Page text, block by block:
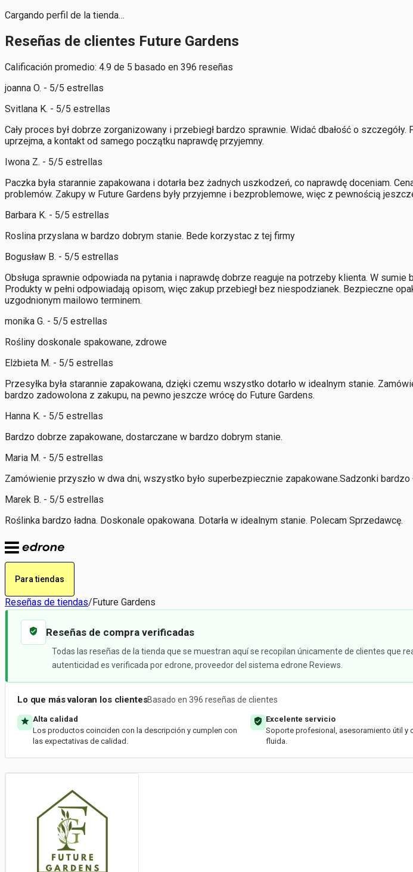
Cargando perfil de la tienda…
Reseñas de clientes Future Gardens
Calificación promedio: 4.9 de 5 basado en 396 reseñas
joanna O. - 5/5 estrellas
Svitlana K. - 5/5 estrellas
Cały proces był dobrze zorganizowany i przebiegł bardzo sprawnie. Widać dbałość o
uprzejma, a kontakt od samego początku naprawdę przyjemny.
Iwona Z. - 5/5 estrellas
Paczka była starannie zapakowana i dotarła bez żadnych uszkodzeń, co naprawdę doceniam.
problemów. Zakupy w Future Gardens były przyjemne i bezproblemowe, więc z pewnością
Barbara K. - 5/5 estrellas
Roslina przyslana w bardzo dobrym stanie. Bede korzystac z tej firmy
Bogusław B. - 5/5 estrellas
Obsługa sprawnie odpowiada na pytania i naprawdę dobrze reaguje na potrzeby klienta. W
Produkty w pełni odpowiadają opisom, więc zakup przebiegł bez niespodzianek. Bezpieczne
uzgodnionym mailowo terminem.
monika G. - 5/5 estrellas
Rośliny doskonale spakowane, zdrowe
Elżbieta M. - 5/5 estrellas
Przesyłka była starannie zapakowana, dzięki czemu wszystko dotarło w idealnym stanie.
bardzo zadowolona z zakupu, na pewno jeszcze wrócę do Future Gardens.
Hanna K. - 5/5 estrellas
Bardzo dobrze zapakowane, dostarczane w bardzo dobrym stanie.
Maria M. - 5/5 estrellas
Zamówienie przyszło w dwa dni, wszystko było superbezpiecznie zapakowane.Sadzonki bardzo
Marek B. - 5/5 estrellas
Roślinka bardzo ładna. Doskonale opakowana. Dotarła w idealnym stanie. Polecam Sprzedawcę.
Para tiendas
Reseñas de tiendas/Future Gardens
Reseñas de compra verificadas
Todas las reseñas de la tienda que se muestran aquí se recopilan únicamente de clientes que
autenticidad es verificada por edrone, proveedor del sistema edrone Reviews.
Lo que más valoran los clientesBasado en 396 reseñas de clientes
Alta calidad
Los productos coinciden con la descripción y cumplen con
las expectativas de calidad.
Excelente servicio
Soporte profesional, asesoramiento útil y
fluida.